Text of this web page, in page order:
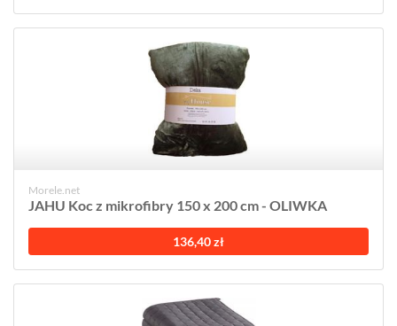
Morele.net
JAHU Koc z mikrofibry 150 x 200 cm - OLIWKA
136,40 zł